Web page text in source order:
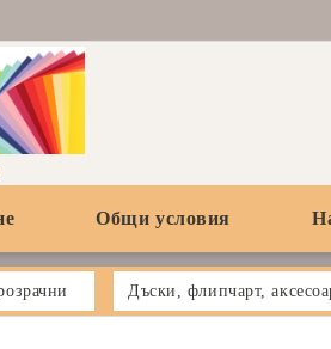
Общи условия
Дъски, флипчарт,